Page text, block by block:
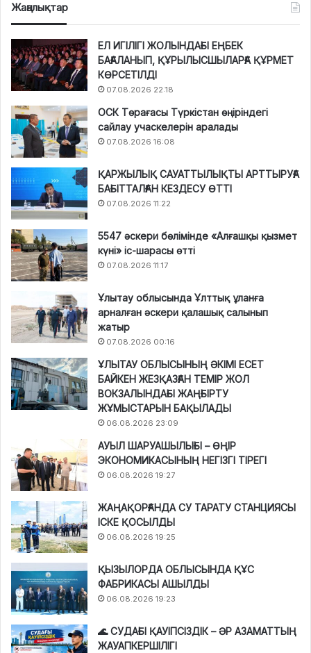
Жаңалықтар
ЕЛ ИГІЛІГІ ЖОЛЫНДАҒЫ ЕҢБЕК
БАҒАЛАНЫП, ҚҰРЫЛЫСШЫЛАРҒА ҚҰРМЕТ
КӨРСЕТІЛДІ
07.08.2026 22:18
ОСК Төрағасы Түркістан өңіріндегі
сайлау учаскелерін аралады
07.08.2026 16:08
ҚАРЖЫЛЫҚ САУАТТЫЛЫҚТЫ АРТТЫРУҒА
БАҒЫТТАЛҒАН КЕЗДЕСУ ӨТТІ
07.08.2026 11:22
5547 әскери бөлімінде «Алғашқы қызмет
күні» іс-шарасы өтті
07.08.2026 11:17
Ұлытау облысында Ұлттық ұланға
арналған әскери қалашық салынып
жатыр
07.08.2026 00:16
ҰЛЫТАУ ОБЛЫСЫНЫҢ ӘКІМІ ЕСЕТ
БАЙКЕН ЖЕЗҚАЗҒАН ТЕМІР ЖОЛ
ВОКЗАЛЫНДАҒЫ ЖАҢҒЫРТУ
ЖҰМЫСТАРЫН БАҚЫЛАДЫ
06.08.2026 23:09
АУЫЛ ШАРУАШЫЛЫҒЫ – ӨҢІР
ЭКОНОМИКАСЫНЫҢ НЕГІЗГІ ТІРЕГІ
06.08.2026 19:27
ЖАҢАҚОРҒАНДА СУ ТАРАТУ СТАНЦИЯСЫ
ІСКЕ ҚОСЫЛДЫ
06.08.2026 19:25
ҚЫЗЫЛОРДА ОБЛЫСЫНДА ҚҰС
ФАБРИКАСЫ АШЫЛДЫ
06.08.2026 19:23
🌊 СУДАҒЫ ҚАУІПСІЗДІК – ӘР АЗАМАТТЫҢ
ЖАУАПКЕРШІЛІГІ